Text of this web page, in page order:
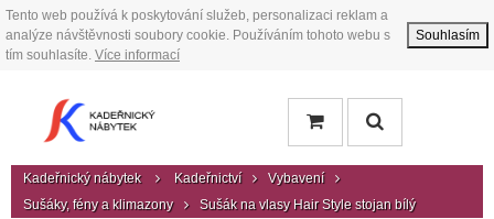
Tento web používá k poskytování služeb, personalizaci reklam a
analýze návštěvnosti soubory cookie. Používáním tohoto webu s
tím souhlasíte. Více informací
Souhlasím
Kadeřnický nábytek Kadeřnictví
Vybavení
Sušáky, fény a klimazony
Sušák na vlasy Hair Style stojan bílý